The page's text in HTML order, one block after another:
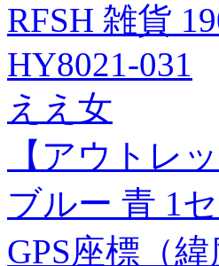
RFSH 雑貨
HY8021-031
ええ女
【アウトレ
ブルー 青 1
GPS座標（